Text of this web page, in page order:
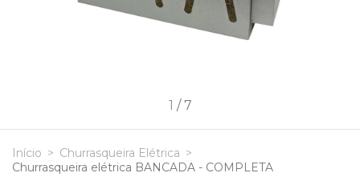
1 /7
Início > Churrasqueira Elétrica >
Churrasqueira elétrica BANCADA - COMPLETA